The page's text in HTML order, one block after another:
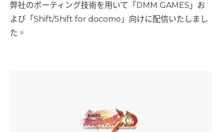
弊社のポーティング技術を用いて「DMM GAMES」お
よび「Shift/Shift for docomo」向けに配信いたしまし
た。